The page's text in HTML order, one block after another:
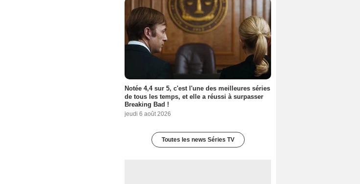
Notée 4,4 sur 5, c'est l'une des meilleures séries
de tous les temps, et elle a réussi à surpasser
Breaking Bad !
jeudi 6 août 2026
Toutes les news Séries TV